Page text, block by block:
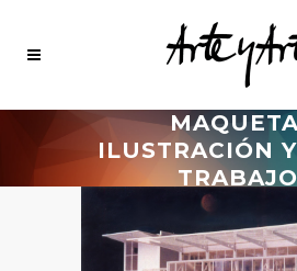
ILUSTRACIÓN